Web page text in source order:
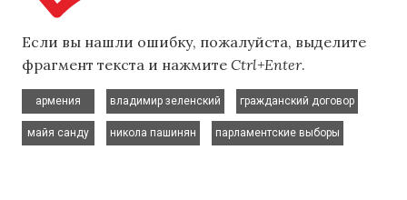
Если вы нашли ошибку, пожалуйста, выделите
фрагмент текста и нажмите Ctrl+Enter.
армения
владимир зеленский
гражданский договор
майя санду
никола пашинян
парламентские выборы